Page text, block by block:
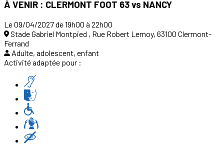
À VENIR : CLERMONT FOOT 63 vs NANCY
Le 09/04/2027 de 19h00 à 22h00
Stade Gabriel Montpied , Rue Robert Lemoy, 63100 Clermont-
Ferrand
Adulte, adolescent, enfant
Activité adaptée pour :